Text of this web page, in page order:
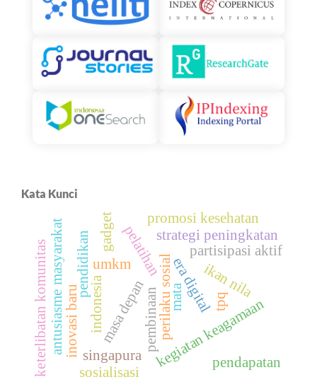
Kata Kunci
pembinaanperilaku sosialera digitaltpq
umkm
masa depan
pendidikan
antusiasme masyarakat kegiatan keagamaan
partisipasi aktif
strategi peningkatan
keterlibatan komunitas pelatihan
ikan nila
inovasi baru singapura
indonesia mata
gadget promosi kesehatan
pendapatan
sosialisasi